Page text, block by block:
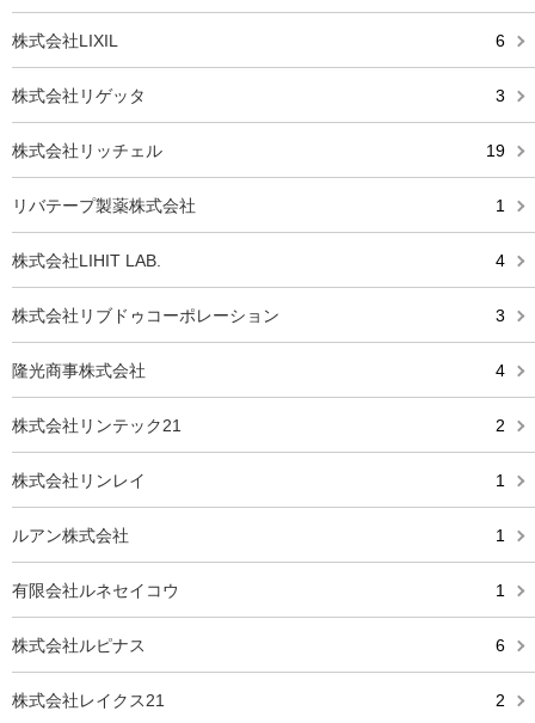
株式会社LIXIL 6
株式会社リゲッタ 3
株式会社リッチェル 19
リバテープ製薬株式会社 1
株式会社LIHIT LAB. 4
株式会社リブドゥコーポレーション 3
隆光商事株式会社 4
株式会社リンテック21 2
株式会社リンレイ 1
ルアン株式会社 1
有限会社ルネセイコウ 1
株式会社ルピナス 6
株式会社レイクス21 2